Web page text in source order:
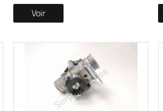
Voir